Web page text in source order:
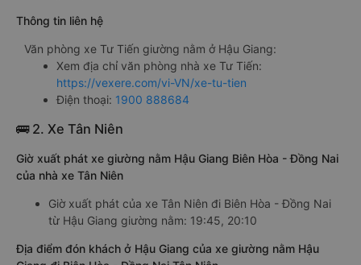
Thông tin liên hệ
Văn phòng xe Tư Tiến giường nằm ở Hậu Giang:
Xem địa chỉ văn phòng nhà xe Tư Tiến:
https://vexere.com/vi-VN/xe-tu-tien
Điện thoại: 1900 888684
🚌 2. Xe Tân Niên
Giờ xuất phát xe giường nằm Hậu Giang Biên Hòa - Đồng Nai
của nhà xe Tân Niên
Giờ xuất phát của xe Tân Niên đi Biên Hòa - Đồng Nai
từ Hậu Giang giường nằm: 19:45, 20:10
Địa điểm đón khách ở Hậu Giang của xe giường nằm Hậu